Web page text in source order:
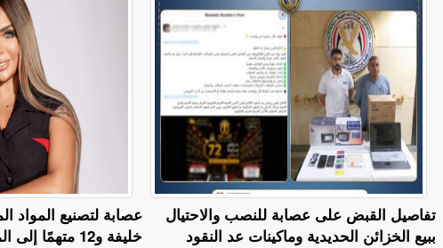
عصابة لتصنيع المواد
خليفة و12 متهمًا إلى المفتي
تفاصيل القبض على عصابة للنصب والاحتيال
ببيع الخزائن الحديدية وماكينات عد النقود